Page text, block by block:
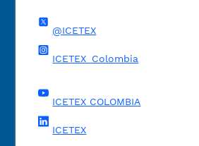
@ICETEX
ICETEX_Colombia
ICETEX COLOMBIA
ICETEX